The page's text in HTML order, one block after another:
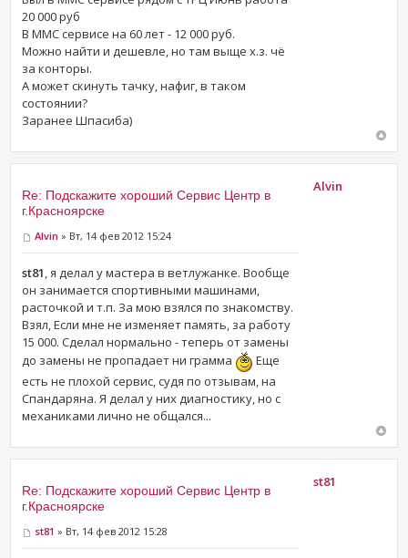
20 000 руб
В ММС сервисе на 60 лет - 12 000 руб.
Можно найти и дешевле, но там выще х.з. чё
за конторы.
А может скинуть тачку, нафиг, в таком
состоянии?
Заранее Шпасиба)
Re: Подскажите хороший Сервис Центр в
г.Красноярске
Alvin » Вт, 14 фев 2012 15:24
st81, я делал у мастера в ветлужанке. Вообще
он занимается спортивными машинами,
расточкой и т.п. За мою взялся по знакомству.
Взял, Если мне не изменяет память, за работу
15 000. Сделал нормально - теперь от замены
до замены не пропадает ни грамма
Еще
есть не плохой сервис, судя по отзывам, на
Спандаряна. Я делал у них диагностику, но с
механиками лично не общался...
Alvin
Re: Подскажите хороший Сервис Центр в
г.Красноярске
st81 » Вт, 14 фев 2012 15:28
st81